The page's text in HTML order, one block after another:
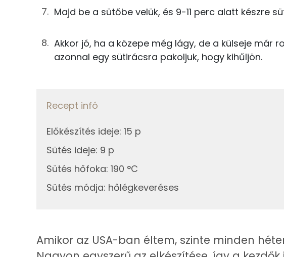
Összesen
Összesen
Zsír
Többszörösen telítetlen zsírsav
Koleszterin
Cink
Majd be a sütőbe velük, és 9-11 perc alatt készre
Akkor jó, ha a közepe még lágy, de a külseje már
azonnal egy sütirácsra pakoljuk, hogy kihűljön.
Recept infó
Előkészítés ideje: 15 p
Sütés ideje: 9 p
Sütés hőfoka: 190 °C
Sütés módja: hőlégkeveréses
Amikor az USA-ban éltem, szinte minden